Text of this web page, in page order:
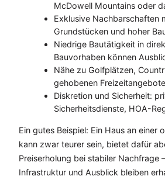
McDowell Mountains oder
Exklusive Nachbarschaften
Grundstücken und hoher
Niedrige Bautätigkeit in
Bauvorhaben können
Nähe zu Golfplätzen,
gehobenen
Diskretion und Sicherheit:
Sicherheitsdienste, HOA-
Ein gutes Beispiel: Ein Haus an einer
kann zwar teurer sein, bietet dafür
Preiserholung bei stabiler Nachfrage
Infrastruktur und Ausblick bleiben